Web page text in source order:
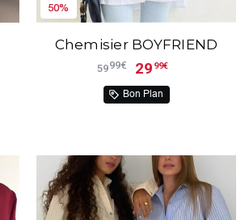
50%
Chemisier BOYFRIEND
5999€ 29 99€
Bon Plan